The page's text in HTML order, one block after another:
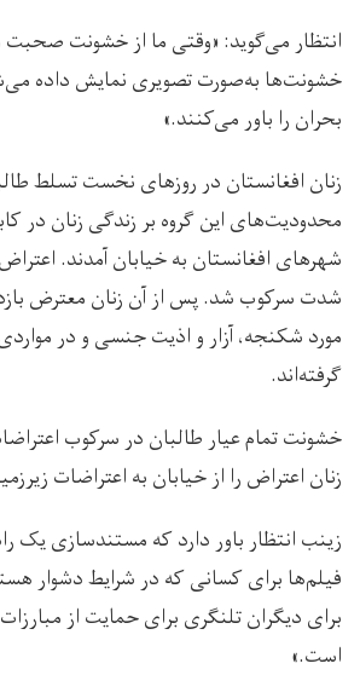
انتظار می‌گوید: «وقتی ما از خشونت
خشونت‌ها به‌صورت تصویری نمایش داده
بحران را باور می‌کنند.»
زنان افغانستان در روزهای نخست تسلط
محدودیت‌های این گروه بر زندگی زنان در
شهرهای افغانستان به خیابان آمدند.
شدت سرکوب شد. پس از آن زنان معترض
مورد شکنجه، آزار و اذیت جنسی و در
گرفته‌اند.
خشونت تمام عیار طالبان در سرکوب
زنان اعتراض را از خیابان به اعتراضات
زینب انتظار باور دارد که مستندسازی یک
فیلم‌ها برای کسانی که در شرایط دشوار
برای دیگران تلنگری برای حمایت از مبارزات
است.»